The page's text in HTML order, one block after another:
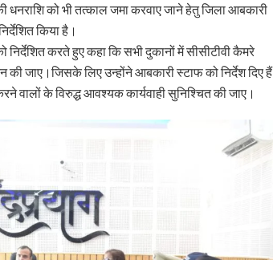
धनराशि को भी तत्काल जमा करवाए जाने हेतु जिला आबकारी
किया है।
निर्देशित करते हुए कहा कि सभी दुकानों में सीसीटीवी कैमरे
की जाए।जिसके लिए उन्होंने आबकारी स्टाफ को निर्देश दिए हैं
वालों के विरुद्ध आवश्यक कार्यवाही सुनिश्चित की जाए।